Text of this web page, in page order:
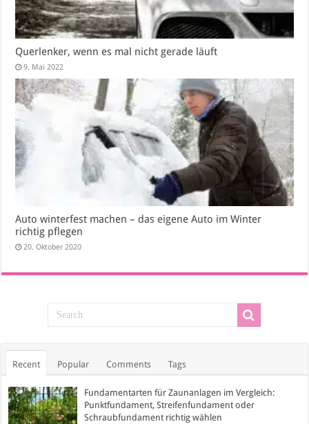
Querlenker, wenn es mal nicht gerade läuft
9. Mai 2022
Auto winterfest machen – das eigene Auto im Winter
richtig pflegen
20. Oktober 2020
Recent Popular Comments Tags
Fundamentarten für Zaunanlagen im Vergleich:
Punktfundament, Streifenfundament oder
Schraubfundament richtig wählen